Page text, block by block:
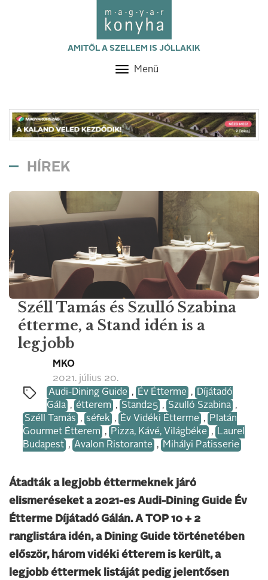
AMITŐL A SZELLEM IS JÓLLAKIK
Toggle
Menü
HÍREK
Széll Tamás és Szulló Szabina
étterme, a Stand idén is a
legjobb
MKO
2021. július 20.
Audi-Dining Guide , Év Étterme , Díjátadó
Gála , étterem , Stand25 , Szulló Szabina ,
Széll Tamás , séfek , Év Vidéki Étterme , Platán
Gourmet Étterem , Pizza, Kávé, Világbéke , Laurel
Budapest , Avalon Ristorante , Mihályi Patisserie
Átadták a legjobb éttermeknek járó
elismeréseket a 2021-es Audi-Dining Guide Év
Étterme Díjátadó Gálán. A TOP 10 + 2
ranglistára idén, a Dining Guide történetében
először, három vidéki étterem is került, a
legjobb éttermek listáját pedig jelentősen